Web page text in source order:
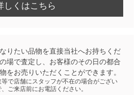
しくはこちら
りたい品物を直接当社へお持ちくだ
場で査定し、お客様のその日の都合
をお売りいただくことができます。
で店舗にスタッフが不在の場合がござい
、ご来店前にお電話ください。